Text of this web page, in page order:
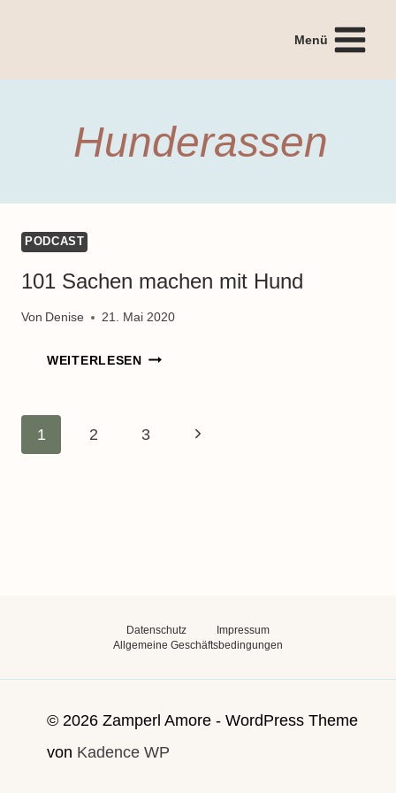
Menü
Hunderassen
PODCAST
101 Sachen machen mit Hund
Von Denise 21. Mai 2020
WEITERLESEN101
MIT
Seitennavigation
1 2 3
Nächste
Datenschutz
Impressum
Allgemeine Geschäftsbedingungen
© 2026 Zamperl Amore - WordPress Theme
von Kadence WP